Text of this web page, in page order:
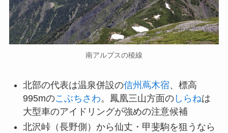
南アルプスの稜線
北部の代表は温泉併設の信州蔦木宿、標高
995mのこぶちさわ。鳳凰三山方面のしらねは
大型車のアイドリングが強めの注意候補
北沢峠（長野側）から仙丈・甲斐駒を狙うなら